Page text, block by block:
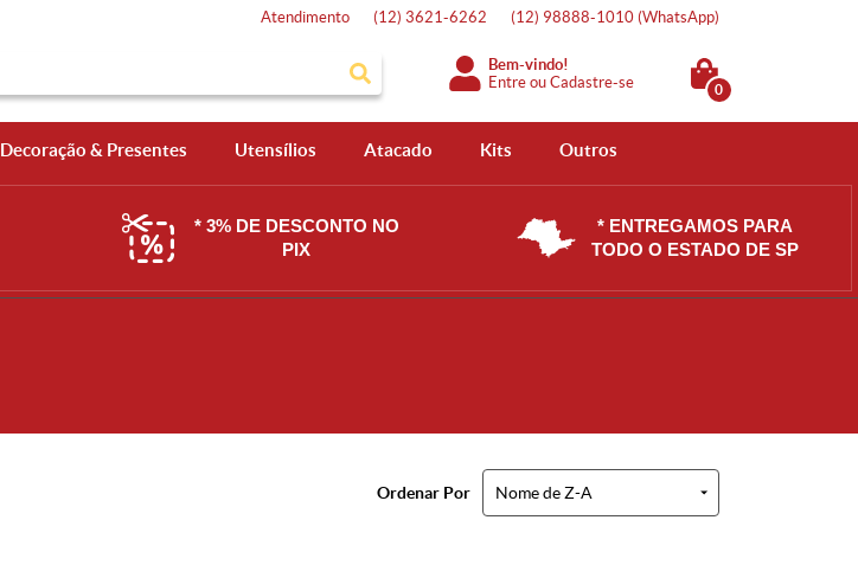
Atendimento (12) 3621-6262 (12) 98888-1010 (WhatsApp)
Bem-vindo!
Entre ouCadastre-se 0
Decoração & Presentes Utensílios Atacado Kits Outros
* 3% DE DESCONTO NO
PIX
* ENTREGAMOS PARA
TODO O ESTADO DE SP
Ordenar Por Nome de Z-A